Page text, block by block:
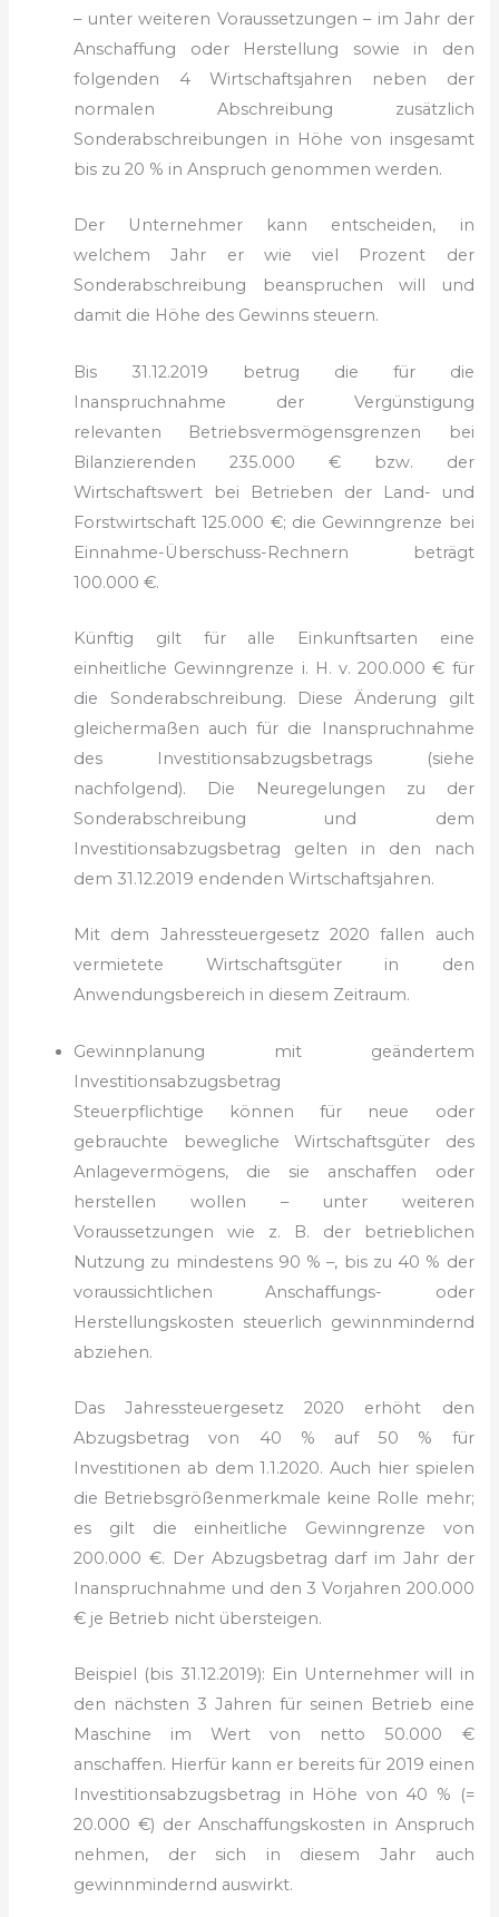
– unter weiteren Voraussetzungen – im Jahr der
Anschaffung oder Herstellung sowie in den
folgenden 4 Wirtschaftsjahren neben der
normalen Abschreibung zusätzlich
Sonderabschreibungen in Höhe von insgesamt
bis zu 20 % in Anspruch genommen werden.
Der Unternehmer kann entscheiden, in
welchem Jahr er wie viel Prozent der
Sonderabschreibung beanspruchen will und
damit die Höhe des Gewinns steuern.
Bis 31.12.2019 betrug die für die
Inanspruchnahme der Ver­güns­tigung
relevanten Betriebsvermögensgrenzen bei
Bilanzierenden 235.000 € bzw. der
Wirtschaftswert bei Betrieben der Land- und
Forstwirtschaft 125.000 €; die Gewinngrenze bei
Einnahme-Überschuss-Rechnern beträgt
100.000 €.
Künftig gilt für alle Einkunftsarten eine
einheitliche Gewinngrenze i. H. v. 200.000 € für
die Sonderabschreibung. Diese Änderung gilt
gleichermaßen auch für die Inanspruchnahme
des Investitionsabzugsbetrags (siehe
nachfolgend). Die Neuregelungen zu der
Sonderabschreibung und dem
Investitionsabzugsbetrag gelten in den nach
dem 31.12.2019 endenden Wirtschaftsjahren.
Mit dem Jahressteuergesetz 2020 fallen auch
vermietete Wirtschaftsgüter in den
Anwendungsbereich in diesem Zeitraum.
Gewinnplanung mit geändertem
Investitionsabzugsbetrag
Steuerpflichtige können für neue oder
gebrauchte beweg­liche Wirtschaftsgüter des
Anlagevermögens, die sie anschaffen oder
herstellen wollen – unter weiteren
Voraussetzungen wie z. B. der betrieblichen
Nutzung zu mindestens 90 % –, bis zu 40 % der
voraussichtlichen Anschaffungs- oder
Herstellungskosten steuerlich gewinnmindernd
abziehen.
Das Jahressteuergesetz 2020 erhöht den
Abzugsbetrag von 40 % auf 50 % für
Investitionen ab dem 1.1.2020. Auch hier spielen
die Betriebsgrößenmerkmale keine Rolle mehr;
es gilt die einheitliche Gewinngrenze von
200.000 €. Der Abzugsbetrag darf im Jahr der
Inanspruchnahme und den 3 Vorjahren 200.000
€ je Betrieb nicht übersteigen.
Beispiel (bis 31.12.2019): Ein Unternehmer will in
den nächs­ten 3 Jahren für seinen Betrieb eine
Maschine im Wert von netto 50.000 €
anschaffen. Hierfür kann er bereits für 2019 einen
Inves­titionsabzugsbetrag in Höhe von 40 % (=
20.000 €) der Anschaffungskosten in Anspruch
nehmen, der sich in diesem Jahr auch
gewinnmindernd auswirkt.